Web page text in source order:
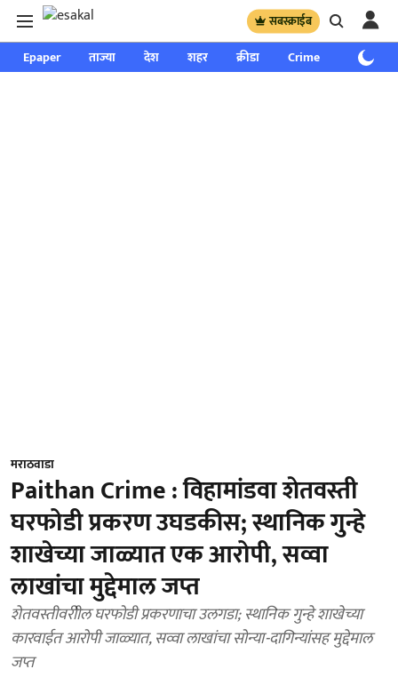
सबस्क्राईब
Epaper ताज्या देश शहर क्रीडा Crime साप्ताहिक
मराठवाडा
Paithan Crime : विहामांडवा शेतवस्ती
घरफोडी प्रकरण उघडकीस; स्थानिक गुन्हे
शाखेच्या जाळ्यात एक आरोपी, सव्वा
लाखांचा मुद्देमाल जप्त
शेतवस्तीवरीील घरफोडी प्रकरणाचा उलगडा; स्थानिक गुन्हे शाखेच्या
कारवाईत आरोपी जाळ्यात, सव्वा लाखांचा सोन्या-दागिन्यांसह मुद्देमाल
जप्त